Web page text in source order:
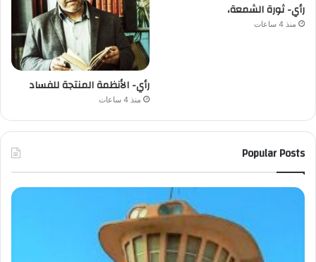
رأي- ثورة الشمعة،
منذ 4 ساعات
رأي- الأنظمة المنتجة للفساد
منذ 4 ساعات
Popular Posts